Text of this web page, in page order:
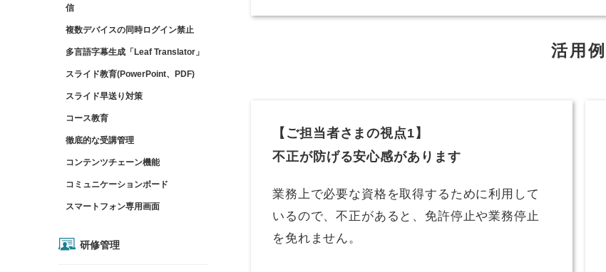
活用例
【ご担当者さまの視点1】
不正が防げる安心感があります
業務上で必要な資格を取得するために利用して
いるので、不正があると、免許停止や業務停止
を免れません。
信
複数デバイスの同時ログイン禁止
多言語字幕生成「Leaf Translator」
スライド教育(PowerPoint、PDF)
スライド早送り対策
コース教育
徹底的な受講管理
コンテンツチェーン機能
コミュニケーションボード
スマートフォン専用画面
研修管理